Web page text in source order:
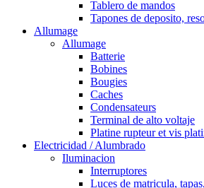
Tablero de mandos
Tapones de deposito,
Allumage
Allumage
Batterie
Bobines
Bougies
Caches
Condensateurs
Terminal de alto voltaje
Platine rupteur et vis
Electricidad / Alumbrado
Iluminacion
Interruptores
Luces de matricula,